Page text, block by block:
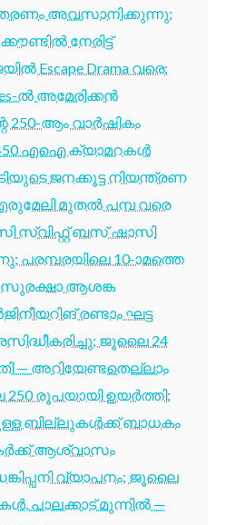
അവസാനിക്കുന്നു;
നേരിട്ട്
Escape Drama വരെ:
ൽ അമേരിക്കൻ
250-ആം വാർഷികം
എഐ ക്യാമറകൾ
ജനക്കൂട്ട നിയന്ത്രണ
മുതൽ പമ്പ വരെ
സ്വിഫ്റ്റ് ബസ് ഷാസി
പരമ്പരയിലെ 10-ാമത്തെ
സുരക്ഷാ ആശങ്ക
രണ്ടാം ഘട്ട
ജൂലൈ 24
— അറിയേണ്ടതെല്ലാം
250 രൂപയായി ഉയർത്തി;
ബില്ലുകൾക്ക് ബാധകം
ആശ്വാസം
വ്യാപനം; ജൂലൈ
പാലക്കാട് മുന്നിൽ —